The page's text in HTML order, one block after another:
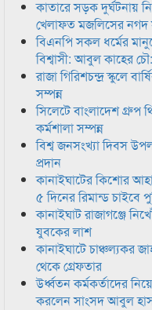
কাতারে সড়ক দুর্ঘটনায়
খেলাফত মজলিসের নগদ
বিএনপি সকল ধর্মের
বিশ্বাসী: আবুল কাহের
রাজা গিরিশচন্দ্র স্কুলে
সম্পন্ন
সিলেটে বাংলাদেশ গ্রুপ
কর্মশালা সম্পন্ন
বিশ্ব জনসংখ্যা দিবস
প্রদান
কানাইঘাটের কিশোর
৫ দিনের রিমান্ড চাইবে
কানাইঘাট রাজাগঞ্জে
যুবকের লাশ
কানাইঘাটে চাঞ্চল্যকর
থেকে গ্রেফতার
উর্ধ্বতন কর্মকর্তাদের
করলেন সাংসদ আবুল